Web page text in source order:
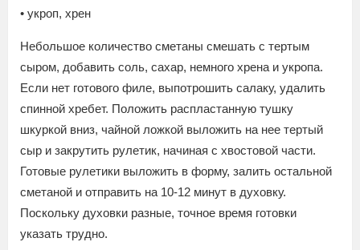
• укроп, хрен
Небольшое количество сметаны смешать с тертым
сыром, добавить соль, сахар, немного хрена и укропа.
Если нет готового филе, выпотрошить салаку, удалить
спинной хребет. Положить распластанную тушку
шкуркой вниз, чайной ложкой выложить на нее тертый
сыр и закрутить рулетик, начиная с хвостовой части.
Готовые рулетики выложить в форму, залить остальной
сметаной и отправить на 10-12 минут в духовку.
Поскольку духовки разные, точное время готовки
указать трудно.